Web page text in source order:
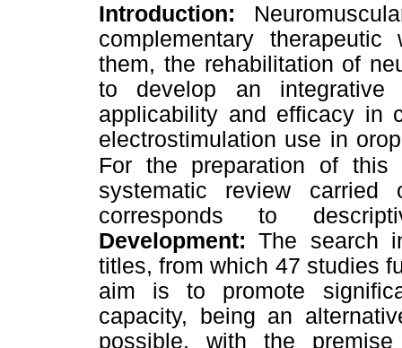
Introduction:
complementary
them, the rehabilitation of
to develop an
applicability and efficacy in
electrostimulation use in
For the preparation of this
systematic review
corresponds to
Development:The search
titles, from which 47 studies
aim is to promote
capacity, being an
possible, with the